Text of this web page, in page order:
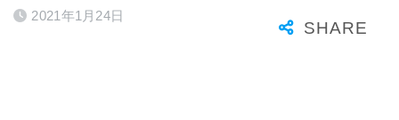
2021年1月24日